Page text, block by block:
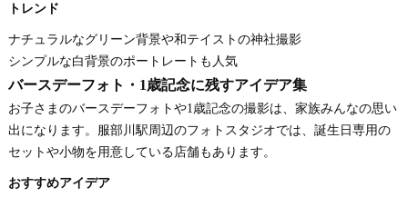
トレンド
ナチュラルなグリーン背景や和テイストの神社撮影
シンプルな白背景のポートレートも人気
バースデーフォト・1歳記念に残すアイデア集
お子さまのバースデーフォトや1歳記念の撮影は、家族みんなの思い
出になります。服部川駅周辺のフォトスタジオでは、誕生日専用の
セットや小物を用意している店舗もあります。
おすすめアイデア